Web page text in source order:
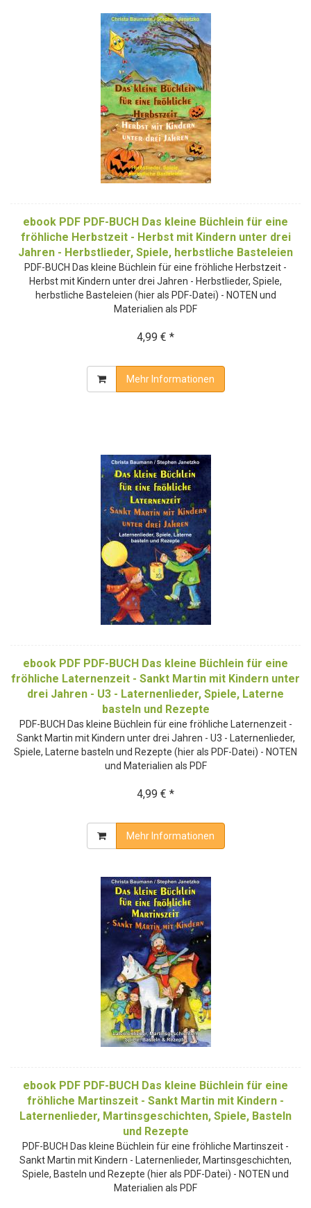
ebook PDF PDF-BUCH Das kleine Büchlein für eine
fröhliche Herbstzeit - Herbst mit Kindern unter drei
Jahren - Herbstlieder, Spiele, herbstliche Basteleien
PDF-BUCH Das kleine Büchlein für eine fröhliche Herbstzeit -
Herbst mit Kindern unter drei Jahren - Herbstlieder, Spiele,
herbstliche Basteleien (hier als PDF-Datei) - NOTEN und
Materialien als PDF
4,99 € *
Mehr Informationen
ebook PDF PDF-BUCH Das kleine Büchlein für eine
fröhliche Laternenzeit - Sankt Martin mit Kindern unter
drei Jahren - U3 - Laternenlieder, Spiele, Laterne
basteln und Rezepte
PDF-BUCH Das kleine Büchlein für eine fröhliche Laternenzeit -
Sankt Martin mit Kindern unter drei Jahren - U3 - Laternenlieder,
Spiele, Laterne basteln und Rezepte (hier als PDF-Datei) - NOTEN
und Materialien als PDF
4,99 € *
Mehr Informationen
ebook PDF PDF-BUCH Das kleine Büchlein für eine
fröhliche Martinszeit - Sankt Martin mit Kindern -
Laternenlieder, Martinsgeschichten, Spiele, Basteln
und Rezepte
PDF-BUCH Das kleine Büchlein für eine fröhliche Martinszeit -
Sankt Martin mit Kindern - Laternenlieder, Martinsgeschichten,
Spiele, Basteln und Rezepte (hier als PDF-Datei) - NOTEN und
Materialien als PDF